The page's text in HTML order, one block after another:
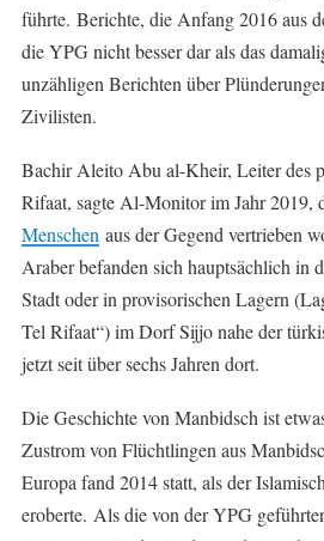
führte. Berichte, die Anfang 2016 aus
die YPG nicht besser dar als das
unzähligen Berichten über
Zivilisten.
Bachir Aleito Abu al-Kheir, Leiter des
Rifaat, sagte Al-Monitor im Jahr 2019,
Menschen aus der Gegend vertrieben
Araber befanden sich hauptsächlich in
Stadt oder in provisorischen Lagern
Tel Rifaat“) im Dorf Sijjo nahe der
jetzt seit über sechs Jahren dort.
Die Geschichte von Manbidsch ist
Zustrom von Flüchtlingen aus
Europa fand 2014 statt, als der
eroberte. Als die von der YPG